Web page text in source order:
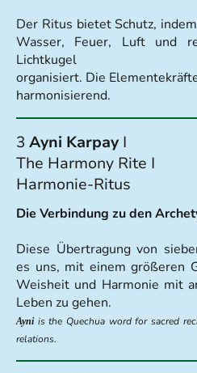
Der Ritus bietet Schutz,
Wasser, Feuer, Luft und
Lichtkugel
organisiert. Die
harmonisierend.
3 Ayni Karpay I
The Harmony Rite I
Harmonie-Ritus
Die Verbindung zu den
Diese Übertragung von
es uns, mit einem größeren
Weisheit und Harmonie mit
Leben zu gehen.
Ayniis the Quechua word for sacred
relations.